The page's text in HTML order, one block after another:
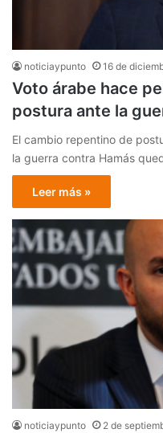
noticiaypunto 16 de
Voto árabe hace
postura ante la
El cambio repentino de
la guerra contra Hamás
Leer más »
noticiaypunto 2 de